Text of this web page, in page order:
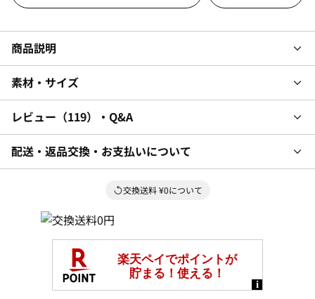
商品説明
素材・サイズ
レビュー 119 ・Q&A
配送・返品交換・お支払いについて
交換送料 ¥0について